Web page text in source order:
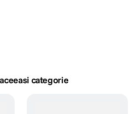
categorie